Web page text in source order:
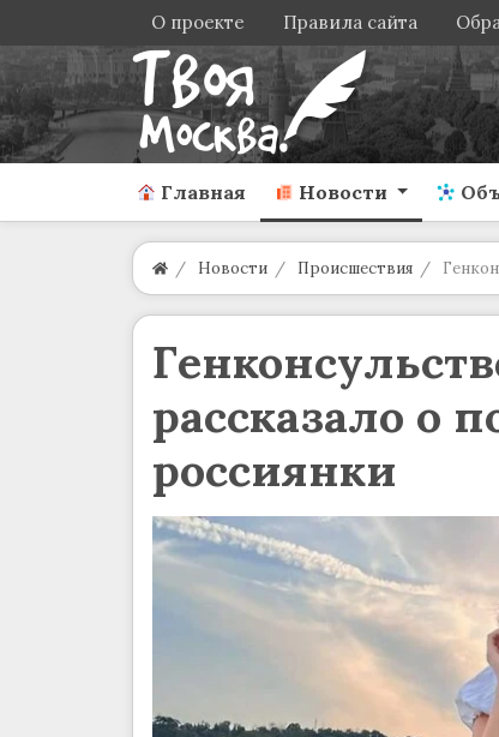
О проекте Правила сайта
Главная Новости
Новости Происшествия
рассказало о
россиянки